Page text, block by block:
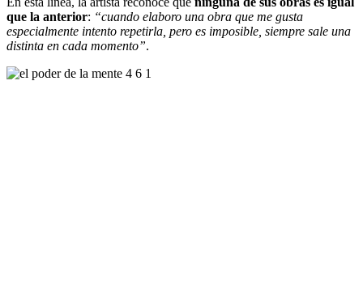
que la anterior: “cuando elaboro una obra que me gusta
especialmente intento repetirla, pero es imposible, siempre sale una
distinta en cada momento”.